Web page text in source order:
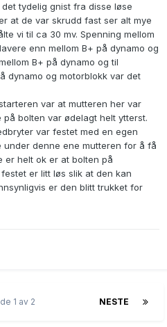
tydelig gnist fra disse løse
at de var skrudd fast ser alt mye
vi til ca 30 mv. Spenning mellom
enn mellom B+ på dynamo og
B+ på dynamo og til
dynamo og motorblokk var det
var at mutteren her var
bolten var ødelagt helt ytterst.
var festet med en egen
under denne ene mutteren for å få
er helt ok er at bolten på
er litt løs slik at den kan
er den blitt trukket for
NESTE
1 av 2